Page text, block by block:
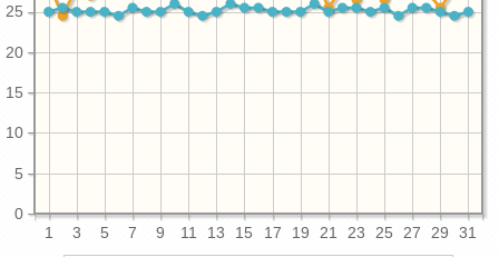
1 3 5 7 9 11 13 15 17 19 21 23 25 27 29 31
0
5
10
15
20
25